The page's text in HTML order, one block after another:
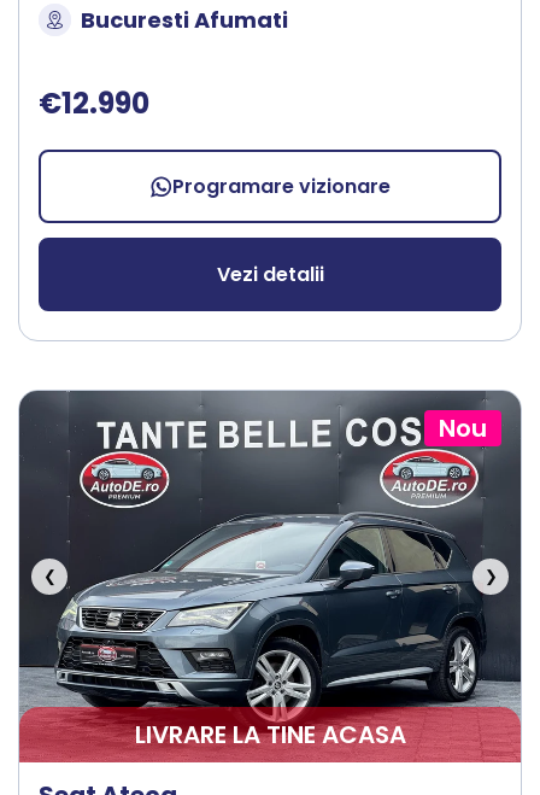
Bucuresti Afumati
€12.990
Programare vizionare
Vezi detalii
Nou
❮ ❯
LIVRARE LA TINE ACASA